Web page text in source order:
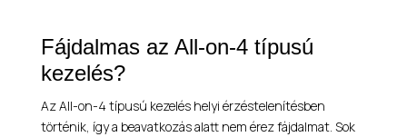
Fájdalmas az All-on-4 típusú
kezelés?
Az All-on-4 típusú kezelés helyi érzéstelenítésben
történik, így a beavatkozás alatt nem érez fájdalmat. Sok